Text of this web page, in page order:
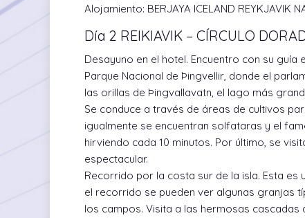
Alojamiento: BERJAYA ICELAND REYKJAVIK
Día 2 REIKIAVIK – CÍRCULO
Desayuno en el hotel. Encuentro con su
Parque Nacional de Þingvellir, donde el
las orillas de Þingvallavatn, el lago más
Se conduce a través de áreas de cultivos
igualmente se encuentran solfataras y el
hirviendo cada 10 minutos. Por último, se
espectacular.
Recorrido por la costa sur de la isla. Esta es
el recorrido se pueden ver algunas granjas
los campos. Visita a las hermosas